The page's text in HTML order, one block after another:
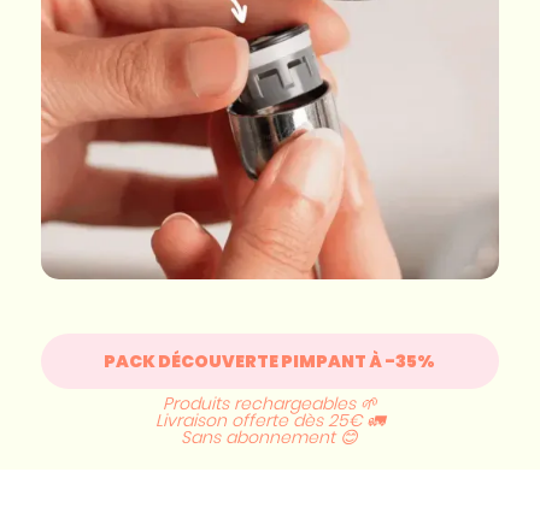
PACK DÉCOUVERTE PIMPANT À -35%
Produits rechargeables 🌱
Livraison offerte dès 25€ 🚛
Sans abonnement 😊